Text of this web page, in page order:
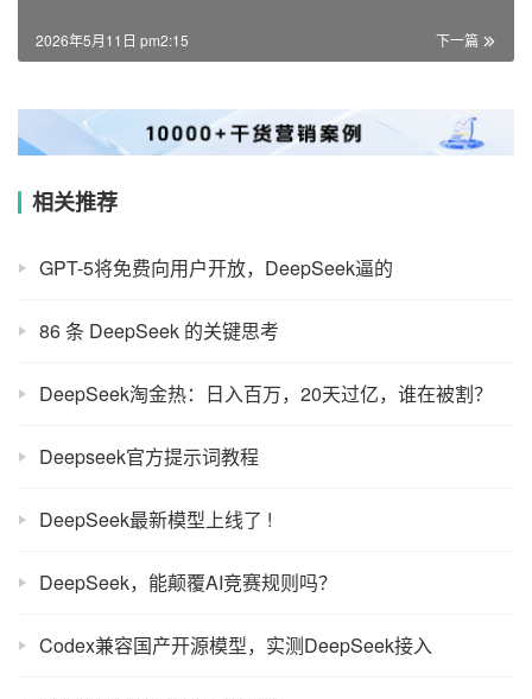
下一篇
2026年5月11日 pm2:15
相关推荐
GPT-5将免费向用户开放，DeepSeek逼的
86 条 DeepSeek 的关键思考
DeepSeek淘金热：日入百万，20天过亿，谁在被割？
Deepseek官方提示词教程
DeepSeek最新模型上线了 !
DeepSeek，能颠覆AI竞赛规则吗？
Codex兼容国产开源模型，实测DeepSeek接入